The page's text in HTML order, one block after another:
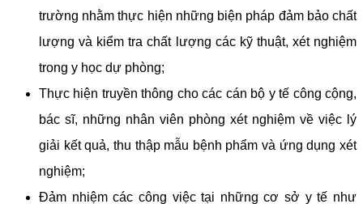
trường nhằm thực hiện những biện pháp đảm bảo chất
lượng và kiểm tra chất lượng các kỹ thuật, xét nghiệm
trong y học dự phòng;
Thực hiện truyền thông cho các cán bộ y tế công cộng,
bác sĩ, những nhân viên phòng xét nghiệm về việc lý
giải kết quả, thu thập mẫu bệnh phẩm và ứng dụng xét
nghiệm;
Đảm nhiệm các công việc tại những cơ sở y tế như